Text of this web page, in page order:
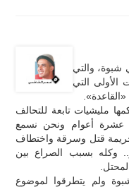
شبوة، والتي
التي
مليشيات تابعة للتحالف
عشرة أعوام ونحن نسمع
قتل وسرقة واختطاف
وكله بسبب الصراع بين
ولم يتطرقوا لموضوع